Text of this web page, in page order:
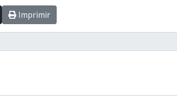
Imprimir